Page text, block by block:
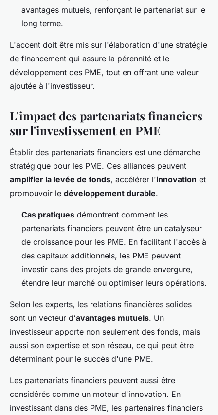
avantages mutuels, renforçant le partenariat sur le
long terme.
L'accent doit être mis sur l'élaboration d'une stratégie
de financement qui assure la pérennité et le
développement des PME, tout en offrant une valeur
ajoutée à l'investisseur.
L'impact des partenariats financiers
sur l'investissement en PME
Établir des partenariats financiers est une démarche
stratégique pour les PME. Ces alliances peuvent
amplifier la levée de fonds, accélérer l'innovation et
promouvoir le développement durable.
Cas pratiques démontrent comment les
partenariats financiers peuvent être un catalyseur
de croissance pour les PME. En facilitant l'accès à
des capitaux additionnels, les PME peuvent
investir dans des projets de grande envergure,
étendre leur marché ou optimiser leurs opérations.
Selon les experts, les relations financières solides
sont un vecteur d'avantages mutuels. Un
investisseur apporte non seulement des fonds, mais
aussi son expertise et son réseau, ce qui peut être
déterminant pour le succès d'une PME.
Les partenariats financiers peuvent aussi être
considérés comme un moteur d'innovation. En
investissant dans des PME, les partenaires financiers